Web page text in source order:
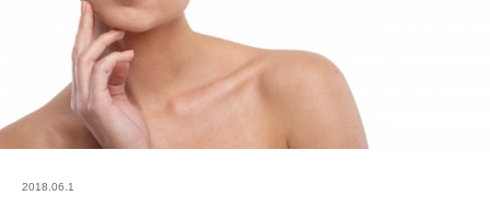
2018.06.1